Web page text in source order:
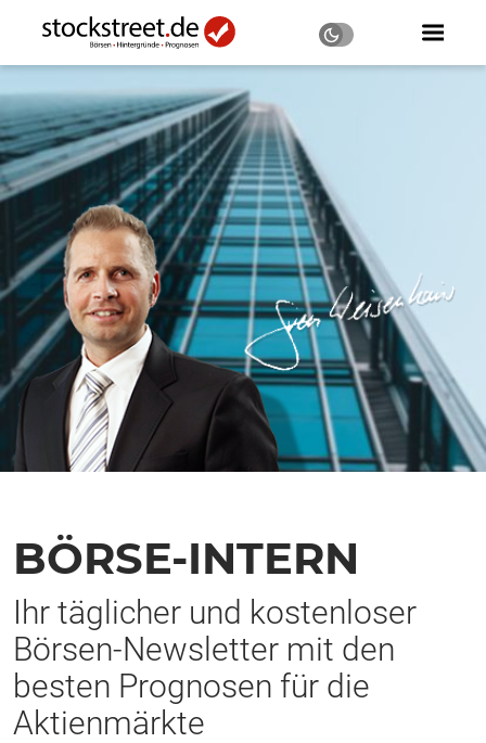
BÖRSE-INTERN
Ihr täglicher und kostenloser
Börsen-Newsletter mit den
besten Prognosen für die
Aktienmärkte